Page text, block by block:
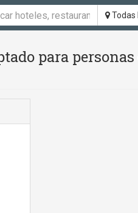
Todas
para